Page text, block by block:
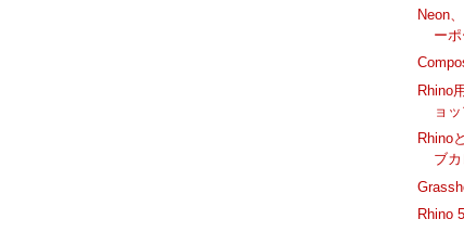
Neon
ー
Rhino
ョ
Rhino
ブ
Rhino